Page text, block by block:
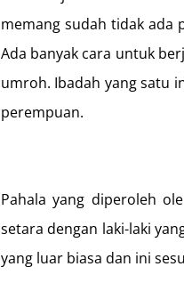
memang sudah tidak ada
Ada banyak cara untuk
umroh. Ibadah yang satu
perempuan.
Pahala yang diperoleh
setara dengan laki-laki
yang luar biasa dan ini